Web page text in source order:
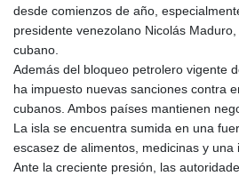
desde comienzos de año,
presidente venezolano Nicolás
cubano.
Además del bloqueo petrolero vigente
ha impuesto nuevas sanciones contra
cubanos. Ambos países mantienen
La isla se encuentra sumida en una
escasez de alimentos, medicinas y una
Ante la creciente presión, las